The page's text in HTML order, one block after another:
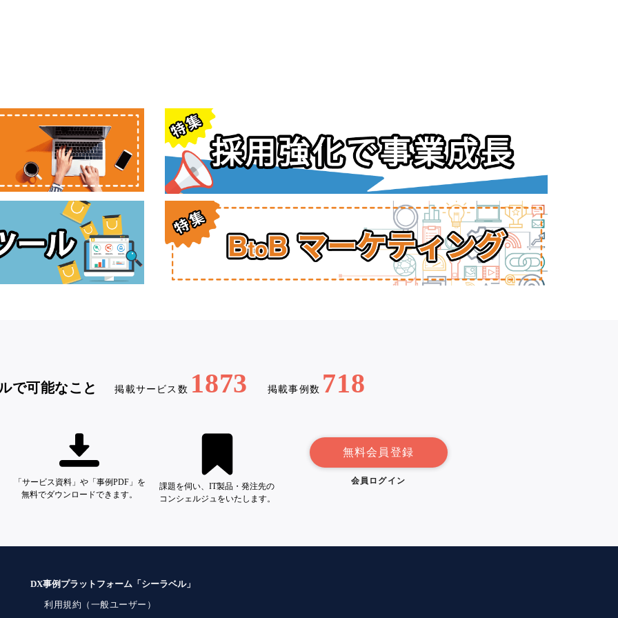
で可能なこと 掲載サービス数 1873 掲載事例数 718
「サービス資料」や「事例PDF」を
無料でダウンロードできます。
課題を伺い、IT製品・発注先の
コンシェルジュをいたします。
無料会員登録
会員ログイン
DX事例プラットフォーム「シーラベル」
利用規約（一般ユーザー）